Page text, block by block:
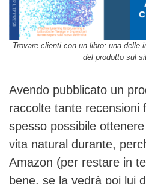
Trovare clienti con un libro: una delle
del prodotto sul
Avendo pubblicato un
raccolte tante recensioni
spesso possibile
vita natural durante,
Amazon (per restare in
bene, se la vedrà poi lui